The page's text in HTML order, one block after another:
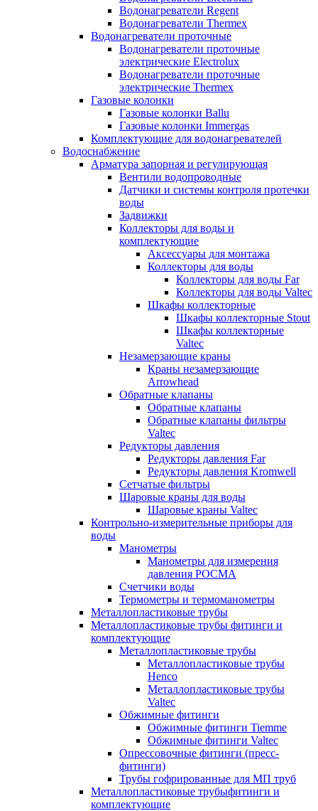
Водонагреватели Regent
Водонагреватели Thermex
Водонагреватели проточные
Водонагреватели проточные
электрические Electrolux
Водонагреватели проточные
электрические Thermex
Газовые колонки
Газовые колонки Ballu
Газовые колонки Immergas
Комплектующие для водонагревателей
Водоснабжение
Арматура запорная и регулирующая
Вентили водопроводные
Датчики и системы контроля протечки
воды
Задвижки
Коллекторы для воды и
комплектующие
Аксессуары для монтажа
Коллекторы для воды
Коллекторы для воды Far
Коллекторы для воды Valtec
Шкафы коллекторные
Шкафы коллекторные Stout
Шкафы коллекторные
Valtec
Незамерзающие краны
Краны незамерзающие
Arrowhead
Обратные клапаны
Обратные клапаны
Обратные клапаны фильтры
Valtec
Редукторы давления
Редукторы давления Far
Редукторы давления Kromwell
Сетчатые фильтры
Шаровые краны для воды
Шаровые краны Valtec
Контрольно-измерительные приборы для
воды
Манометры
Манометры для измерения
давления РОСМА
Счетчики воды
Термометры и термоманометры
Металлопластиковые трубы
Металлопластиковые трубы фитинги и
комплектующие
Металлопластиковые трубы
Металлопластиковые трубы
Henco
Металлопластиковые трубы
Valtec
Обжимные фитинги
Обжимные фитинги Tiemme
Обжимные фитинги Valtec
Опрессовочные фитинги (пресс-
фитинги)
Трубы гофрированные для МП труб
Металлопластиковые трубыфитинги и
комплектующие